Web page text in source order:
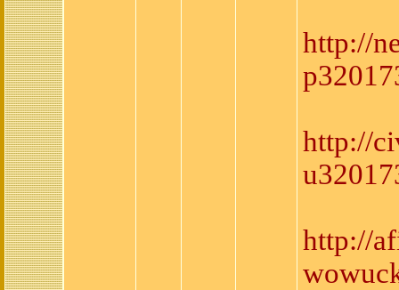
http://
http://
http://